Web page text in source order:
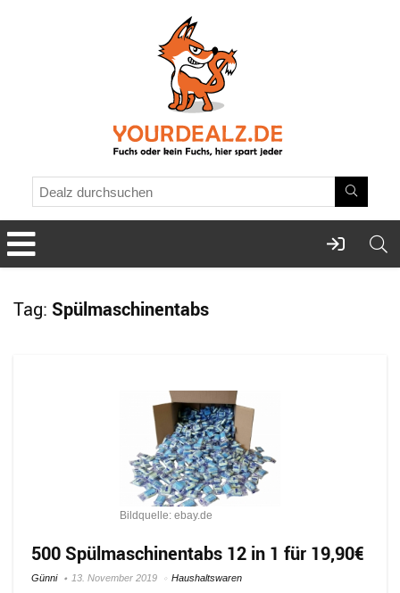
Tag: Spülmaschinentabs
Bildquelle: ebay.de
500 Spülmaschinentabs 12 in 1 für 19,90€
Günni 13. November 2019 Haushaltswaren